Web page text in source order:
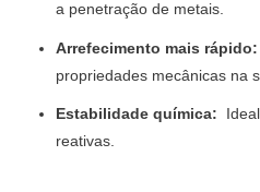
a penetração de metais.
Arrefecimento mais rápido:
propriedades mecânicas na
Estabilidade química:
reativas.